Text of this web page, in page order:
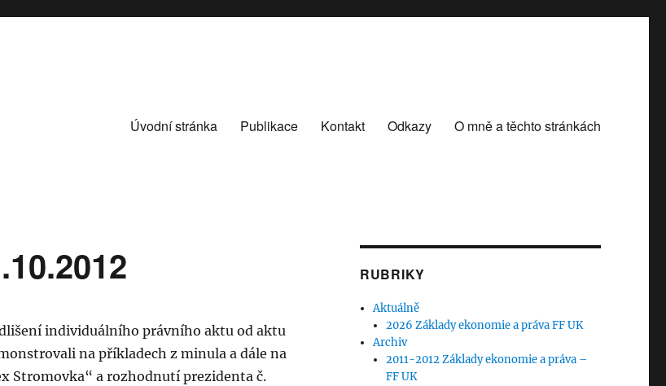
Úvodní stránka Publikace Kontakt Odkazy O mně a těchto stránkách
individuálního právního aktu od aktu
na příkladech z minula a dále na
Stromovka“ a rozhodnutí prezidenta č.
RUBRIKY
Aktuálně
2026 Základy ekonomie a práva FF UK
Archiv
2011-2012 Základy ekonomie a práva –
FF UK